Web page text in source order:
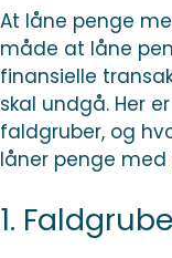
At låne penge
måde at låne
finansielle
skal undgå. Her
faldgruber, og
låner penge med
1.